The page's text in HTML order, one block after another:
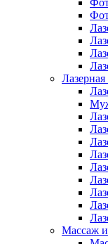
Массаж и